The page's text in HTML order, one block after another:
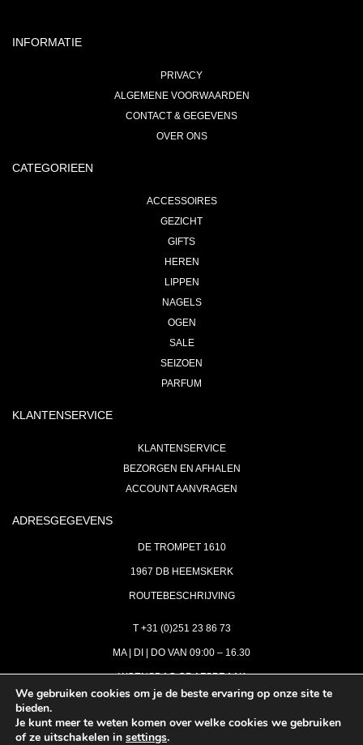
INFORMATIE
PRIVACY
ALGEMENE VOORWAARDEN
CONTACT & GEGEVENS
OVER ONS
CATEGORIEEN
ACCESSOIRES
GEZICHT
GIFTS
HEREN
LIPPEN
NAGELS
OGEN
SALE
SEIZOEN
PARFUM
KLANTENSERVICE
KLANTENSERVICE
BEZORGEN EN AFHALEN
ACCOUNT AANVRAGEN
ADRESGEGEVENS
DE TROMPET 1610
1967 DB HEEMSKERK
ROUTEBESCHRIJVING
T +31 (0)251 23 86 73
MA | DI | DO VAN 09:00 – 16.30
WOENSDAG OP AFSPRAAK
INFO@ASTH.NL
We gebruiken cookies om je de beste ervaring op onze site te
bieden.
Je kunt meer te weten komen over welke cookies we gebruiken
of ze uitschakelen in settings.